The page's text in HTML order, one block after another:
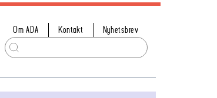
Om ADA Kontakt Nyhetsbrev